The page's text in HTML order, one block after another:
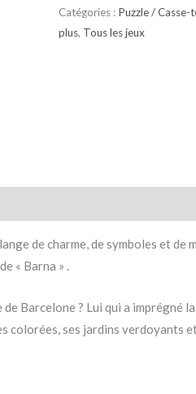
Catégories : Puzzle / Casse-
plus, Tous les jeux
de charme, de symboles et
« Barna » .
Barcelone ? Lui qui a imprégné
colorées, ses jardins verdoyants